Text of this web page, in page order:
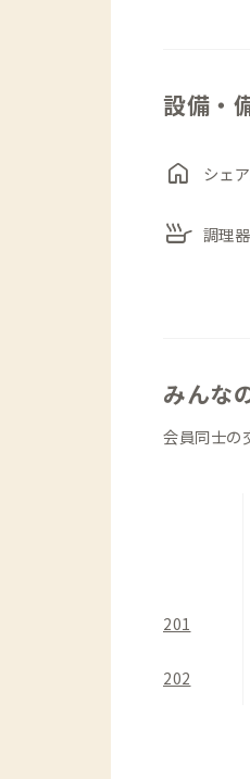
滞在、大
一方で、
していま
設備・
home シェ
skillet 調理
みんな
会員同士の
201
202